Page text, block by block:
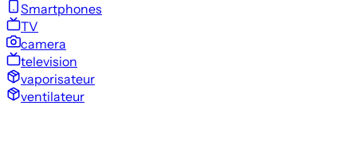
Smartphones
TV
camera
television
vaporisateur
ventilateur